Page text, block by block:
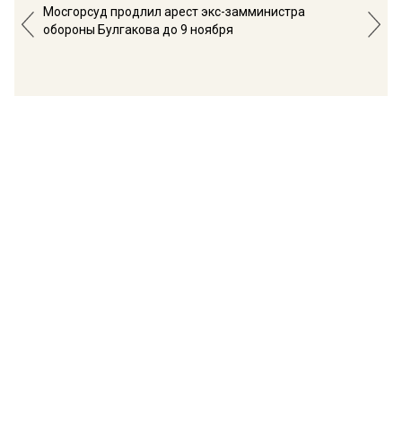
Мосгорсуд продлил арест экс-замминистра
обороны Булгакова до 9 ноября